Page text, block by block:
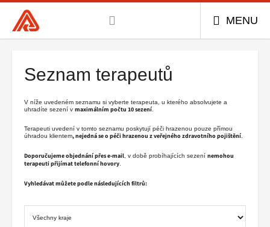
Všeobecná
zdravotní
hlavní
MENU
Seznam terapeutů
V níže uvedeném seznamu si vyberte terapeuta, u kterého absolvujete a
uhradíte sezení v maximálním počtu 10 sezení
Terapeuti uvedení v tomto seznamu poskytují péči hrazenou pouze přímou
úhradou klientem, nejedná se o péči hrazenou z veřejného zdravotního pojištění
Doporučujeme objednání přes e-mail , v době probíhajících sezení nemohou
terapeuti přijímat telefonní hovory
Vyhledávat můžete podle následujících filtrů: